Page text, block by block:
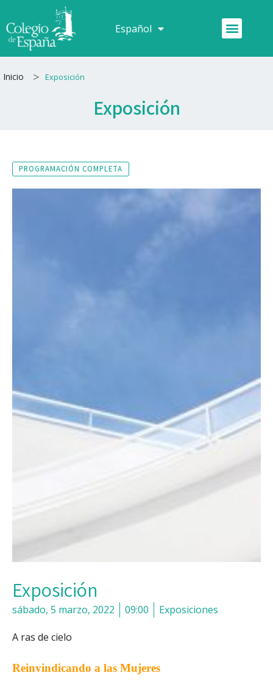
al
contenido
Español
Français Menú
Inicio > Exposición
Exposición
PROGRAMACIÓN COMPLETA
Exposición
sábado, 5 marzo, 2022 09:00 Exposiciones
A ras de cielo
Reinvindicando a las Mujeres